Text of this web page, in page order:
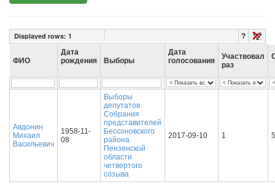
Displayed rows: 1 ?
ФИО
Дата
рождения
Выборы
Дата
голосования
Участвовал
раз
Авдонин
Михаил
Васильевич
1958-11-
08
Выборы
депутатов
Собрания
представителей
Бессоновского
района
Пензенской
области
четвертого
созыва
2017-09-10 1 5